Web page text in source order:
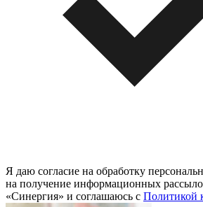
Я даю согласие на обработку
на получение информационных
«Синергия» и соглашаюсь c Политикой